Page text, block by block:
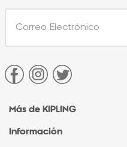
Más de KIPLING
Acerca de Kipling
Información